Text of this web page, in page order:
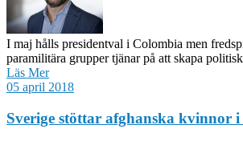
I maj hålls presidentval i Colombia men
paramilitära grupper tjänar på att skapa
Läs Mer
05 april 2018
Sverige stöttar afghanska kvinnor